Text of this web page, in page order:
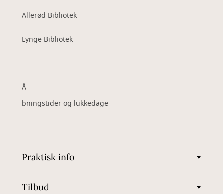
Allerød Bibliotek
Lynge Bibliotek
Å
bningstider og lukkedage
Praktisk info
Tilbud